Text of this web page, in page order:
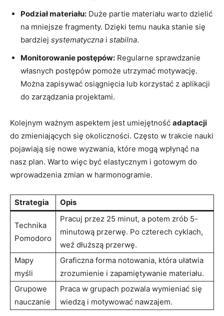
Podział materiału: Duże partie materiału warto dzielić
na ​mniejsze fragmenty. Dzięki temu nauka stanie się
bardziej systematyczna i stabilna.
Monitorowanie postępów: Regularne sprawdzanie
własnych postępów pomoże utrzymać motywację.
Można zapisywać⁣ osiągnięcia lub korzystać z aplikacji
do zarządzania projektami.
Kolejnym ważnym aspektem jest umiejętność adaptacji
do zmieniających się okoliczności.‌ Często w trakcie nauki
pojawiają się nowe wyzwania, które mogą wpłynąć na⁤
nasz plan. Warto więc być elastycznym i gotowym do
wprowadzenia zmian ‍w harmonogramie.
Strategia Opis
Technika
Pomodoro
Pracuj przez 25 minut, a potem ⁤zrób 5-
minutową ‌przerwę. Po czterech cyklach,
weź dłuższą przerwę.
Mapy‍
myśli
Graficzna forma notowania,⁢ która ułatwia
zrozumienie i ⁣zapamiętywanie materiału.
Grupowe
nauczanie
Praca w grupach pozwala wymieniać się⁣
wiedzą i motywować nawzajem.